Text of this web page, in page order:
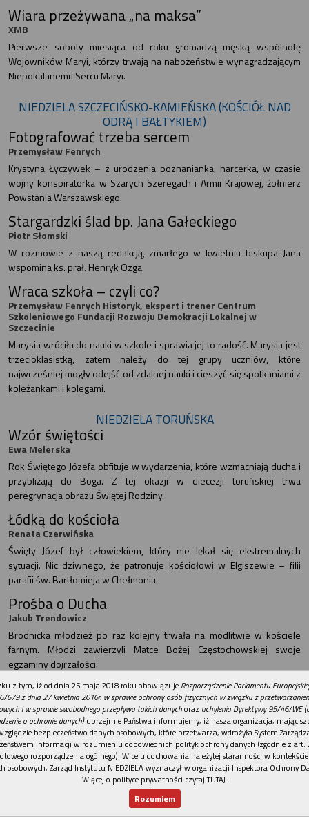
Wiara przeżywana „na maksa”
XMB
Pierwsze soboty miesiąca od roku gromadzą męską wspólnotę
Wojowników Maryi, którzy trwają na nabożeństwie wynagradzającym
Niepokalanemu Sercu Maryi.
NIEDZIELA SZCZECIŃSKO-KAMIEŃSKA (KOŚCIÓŁ NAD
ODRĄ I BAŁTYKIEM)
Fotografować trzeba sercem
Przemysław Fenrych
Krystyna Łyczywek – z urodzenia poznanianka, harcerka, w czasie
wojny konspiratorka w Szarych Szeregach i Armii Krajowej, żołnierz
Powstania Warszawskiego.
Stargardzki ślad bp. Jana Gałeckiego
Piotr Słomski
W rozmowie z naszą redakcją, zmarłego w kwietniu biskupa Jana
wspomina ks. prał. Henryk Ozga.
Wraca szkoła – czyli co?
Przemysław Fenrych Historyk, ekspert i trener Centrum
Szkoleniowego Fundacji Rozwoju Demokracji Lokalnej w
Szczecinie
Marysia wróciła do nauki w szkole i sprawia jej to radość. Marysia jest
trzecioklasistką, zatem należy do tej grupy uczniów, które
najwcześniej mogły odejść od zdalnej nauki i cieszyć się spotkaniami z
koleżankami i kolegami.
NIEDZIELA TORUŃSKA
Wzór świętości
Ewa Melerska
Rok Świętego Józefa obfituje w wydarzenia, które wzmacniają ducha i
przybliżają do Boga. Z tej okazji w diecezji toruńskiej trwa
peregrynacja obrazu Świętej Rodziny.
Łódką do kościoła
Renata Czerwińska
Święty Józef był człowiekiem, który nie lękał się ekstremalnych
sytuacji. Nic dziwnego, że patronuje kościołowi w Elgiszewie – filii
parafii św. Bartłomieja w Chełmoniu.
Prośba o Ducha
Jakub Trendowicz
Brodnicka młodzież po raz kolejny trwała na modlitwie w kościele
farnym. Młodzi zawierzyli Matce Bożej Częstochowskiej swoje
egzaminy dojrzałości.
NIEDZIELA WARSZAWSKA
Boży posłańcy w garniturach
Z ks. dr. Bartoszem Szoplikiem rozmawiał Łukasz Krzysztofka
O tym, kim są dzisiejsi warszawscy nadzwyczajni szafarze Komunii
św., jak wygląda przygotowanie do pełnienia tej funkcji i o tym, czy
szafarzem zostaje się dożywotnio, z ks. dr. Bartoszem Szoplikiem
rozmawia Łukasz Krzysztofka.
W oczekiwaniu na beatyfikację
REKLAMA
z tym, iż od dnia 25 maja 2018 roku obowiązuje Rozporządzenie Parlamentu
679 z dnia 27 kwietnia 2016r. w sprawie ochrony osób fizycznych w związku z
i w sprawie swobodnego przepływu takich danychoraz uchylenia Dyrektywy 95/46/WE
o ochronie danych)uprzejmie Państwa informujemy, iż nasza organizacja, mając
bezpieczeństwo danych osobowych, które przetwarza, wdrożyła System
Informacji w rozumieniu odpowiednich polityk ochrony danych (zgodnie z art.
rozporządzenia ogólnego). W celu dochowania należytej staranności w
osobowych, Zarząd Instytutu NIEDZIELA wyznaczył w organizacji Inspektora Ochrony
Więcej o polityce prywatności czytaj TUTAJ.
Rozumiem